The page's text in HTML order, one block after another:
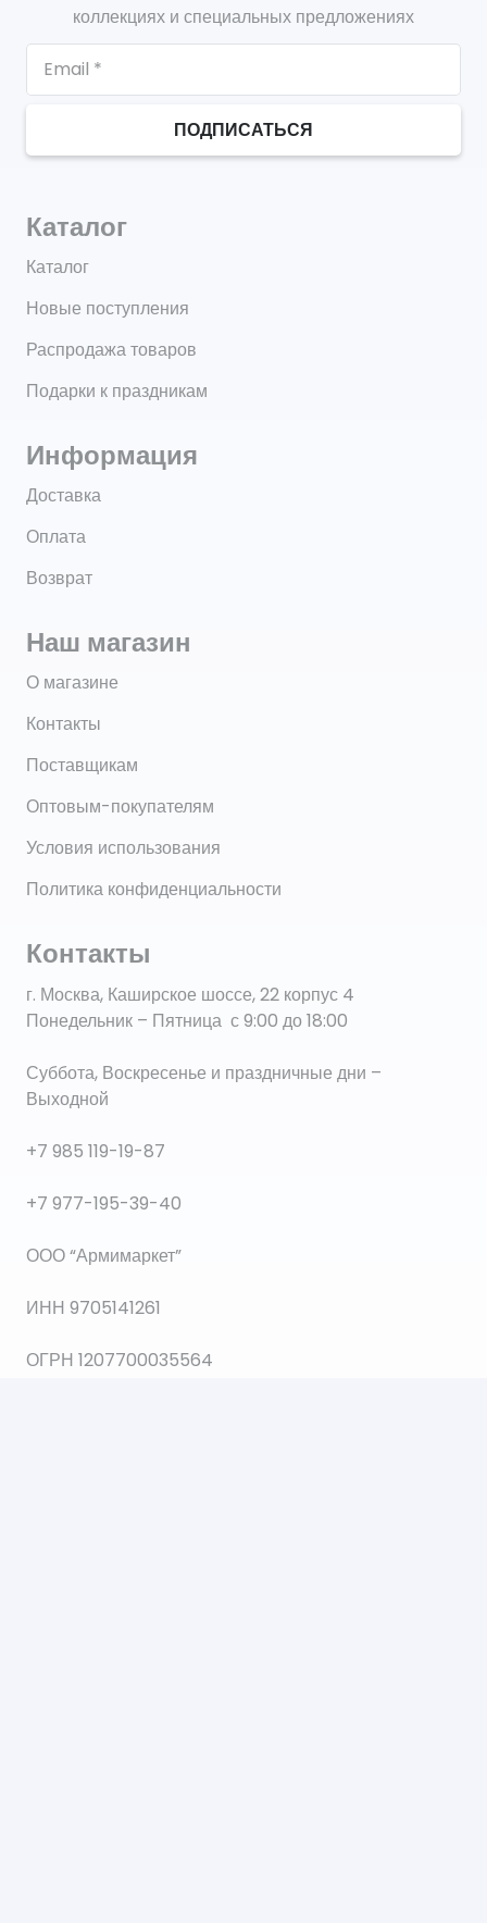
коллекциях и специальных предложениях
ПОДПИСАТЬСЯ
Каталог
Каталог
Новые поступления
Распродажа товаров
Подарки к праздникам
Информация
Доставка
Оплата
Возврат
Наш магазин
О магазине
Контакты
Поставщикам
Оптовым-покупателям
Условия использования
Политика конфиденциальности
Контакты
г. Москва, Каширское шоссе, 22 корпус 4
Понедельник – Пятница с 9:00 до 18:00
Суббота, Воскресенье и праздничные дни –
Выходной
+7 985 119-19-87
+7 977-195-39-40
ООО “Армимаркет”
ИНН 9705141261
ОГРН 1207700035564